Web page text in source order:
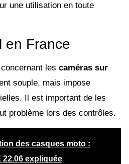
une utilisation en toute
en France
les caméras sur
souple, mais impose
Il est important de les
problème lors des contrôles.
des casques moto :
22.06 expliquée